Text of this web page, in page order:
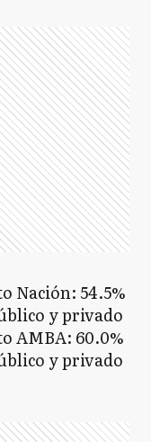
Nación: 54.5%
y privado
AMBA: 60.0%
y privado